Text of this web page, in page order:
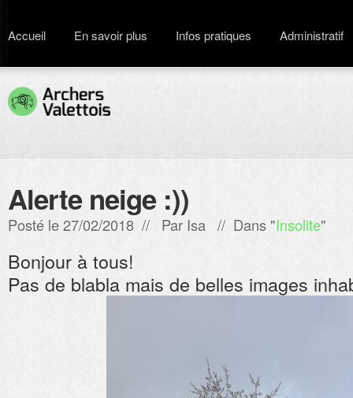
Accueil En savoir plus Infos pratiques Administratif
Alerte neige :))
Posté le 27/02/2018 // Par Isa // Dans "Insolite"
Bonjour à tous!
Pas de blabla mais de belles images